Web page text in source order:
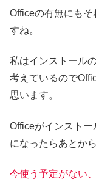
Officeの有無にもそ
すね。
私はインストール
考えているので
思います。
Officeがインスト
になったらあとか
今使う予定がない